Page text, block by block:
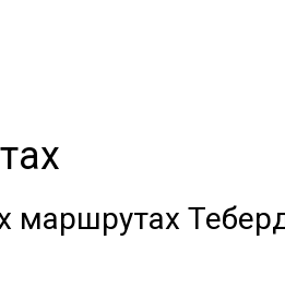
маршрутах